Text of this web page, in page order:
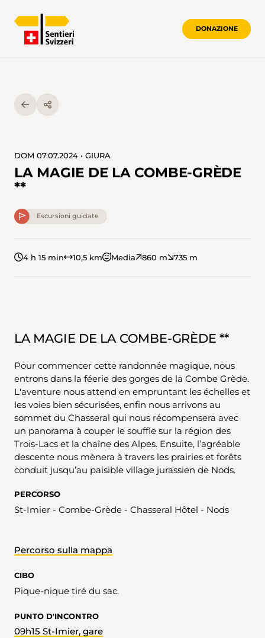
DONAZIONE
DOM 07.07.2024 • GIURA
LA MAGIE DE LA COMBE-GRÈDE
**
Escursioni guidate
4 h 15 min 10,5 km Media 860 m 735 m
LA MAGIE DE LA COMBE-GRÈDE **
Pour commencer cette randonnée magique, nous
entrons dans la féerie des gorges de la Combe Grède.
L'aventure nous attend en empruntant les échelles et
les voies bien sécurisées, enfin nous arrivons au
sommet du Chasseral qui nous récompensera avec
un panorama à couper le souffle sur la région des
Trois-Lacs et la chaîne des Alpes. Ensuite, l’agréable
descente nous mènera à travers les prairies et forêts
conduit jusqu’au paisible village jurassien de Nods.
PERCORSO
St-Imier - Combe-Grède - Chasseral Hôtel - Nods
Percorso sulla mappa
CIBO
Pique-nique tiré du sac.
PUNTO D'INCONTRO
09h15 St-Imier, gare